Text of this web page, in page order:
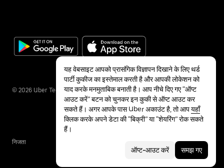
© 2026 Uber Technologies Inc.
निजता
यह वेबसाइट आपको प्रासंगिक विज्ञापन दिखाने के लिए थर्ड
पार्टी कुकीज का इस्तेमाल करती है और आपकी लोकेशन को
याद करके मनमुताबिक बनाती है। आप नीचे दिए गए “ऑप्ट
आउट करें” बटन को चुनकर इन कुकी से ऑप्ट आउट कर
सकते हैं। अगर आपके पास Uber अकाउंट है, तो आपयहाँ
क्लिक करके अपने डेटा की “बिक्री” या “शेयरिंग” रोक सकते
हैं।
ऑप्ट-आउट करें समझ गए